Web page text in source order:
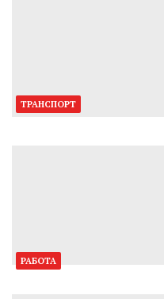
ТРАНСПОРТ
РАБОТА